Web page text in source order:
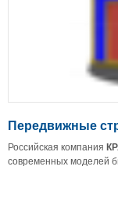
Передвижные
Российская компания
современных моделей